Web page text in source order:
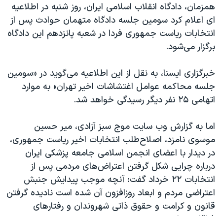
اسرائیل در جنگ
نرگس محمدی برنده جایزه نوبل صلح
همایش محافظه‌کاران آمریکا «سی‌پک»
سفر پرزیدنت ترامپ به چین
همزمان، دادگاه انقلاب اسلامی ایران، روز شنبه در اطلاعیه
ای اعلام کرد سومین جلسه دادگاه متهمان حوادث پس از
انتخابات ریاست جمهوری فردا در شعبه پانزدهم این دادگاه
برگزار می‌شود.
خبرگزاری ایسنا، به نقل از این اطلاعیه می‌گوید در «سومین
جلسه محاکمه عوامل اغتشاشات اخیر تهران» به موارد
اتهامی ۲۵ نفر دیگر رسیدگی خواهد شد.
اما به گزارش وب سایت موج سبز آزادی، میر حسین
موسوی نامزد، اصلاح‌طلب انتخابات اخیر ریاست جمهوری،
در دیدار با اعضای انجمن اسلامی جامعه پزشکی ایران
درباره چرایی شکل گرفتن اعتراض‌های مردمی پس از
انتخابات ۲۲ خرداد گفت: آنچه موجب پیدایش جنبش
اعتراضی مردم و ابعاد روزافزون آن شده است نادیده گرفتن
قانون و کرامت و حقوق ذاتی شهروندان و رفتارهای